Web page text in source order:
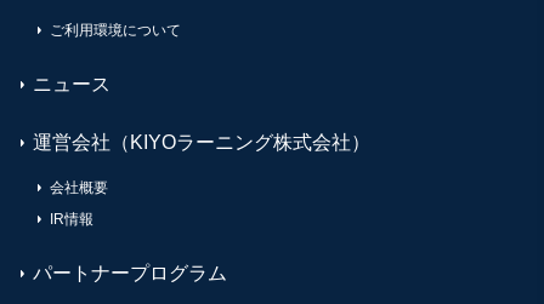
ご利用環境について
ニュース
運営会社（KIYOラーニング株式会社）
会社概要
IR情報
パートナープログラム